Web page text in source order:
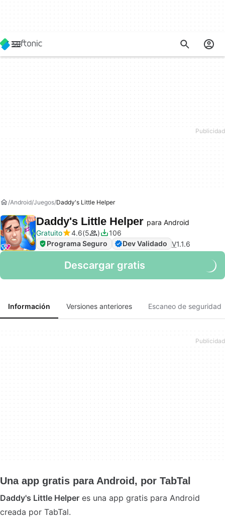
Android Juegos Daddy's Little Helper
Daddy's Little Helper para Android
Gratuito
4.6 5
106
Programa Seguro
Dev Validado V1.1.6
Descargar gratis
Información Versiones anteriores Escaneo de seguridad
Una app gratis para Android‚ por TabTal
Daddy's Little Helper es una app gratis para Android
creada por TabTal.